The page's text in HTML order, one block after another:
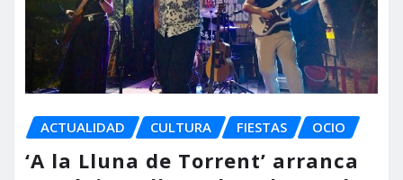
ACTUALIDAD CULTURA FIESTAS OCIO
‘A la Lluna de Torrent’ arranca